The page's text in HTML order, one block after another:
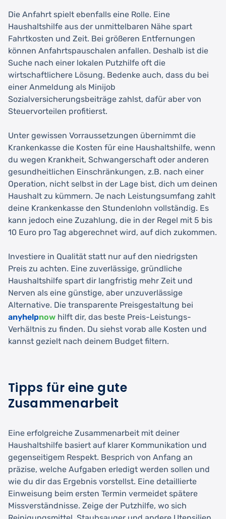
Die Anfahrt spielt ebenfalls eine Rolle. Eine
Haushaltshilfe aus der unmittelbaren Nähe spart
Fahrtkosten und Zeit. Bei größeren Entfernungen
können Anfahrtspauschalen anfallen. Deshalb ist die
Suche nach einer lokalen Putzhilfe oft die
wirtschaftlichere Lösung. Bedenke auch, dass du bei
einer Anmeldung als Minijob
Sozialversicherungsbeiträge zahlst, dafür aber von
Steuervorteilen profitierst.
Unter gewissen Vorraussetzungen übernimmt die
Krankenkasse die Kosten für eine Haushaltshilfe, wenn
du wegen Krankheit, Schwangerschaft oder anderen
gesundheitlichen Einschränkungen, z.B. nach einer
Operation, nicht selbst in der Lage bist, dich um deinen
Haushalt zu kümmern. Je nach Leistungsumfang zahlt
deine Krankenkasse den Stundenlohn vollständig. Es
kann jedoch eine Zuzahlung, die in der Regel mit 5 bis
10 Euro pro Tag abgerechnet wird, auf dich zukommen.
Investiere in Qualität statt nur auf den niedrigsten
Preis zu achten. Eine zuverlässige, gründliche
Haushaltshilfe spart dir langfristig mehr Zeit und
Nerven als eine günstige, aber unzuverlässige
Alternative. Die transparente Preisgestaltung bei
anyhelpnow hilft dir, das beste Preis-Leistungs-
Verhältnis zu finden. Du siehst vorab alle Kosten und
kannst gezielt nach deinem Budget filtern.
Tipps für eine gute
Zusammenarbeit
Eine erfolgreiche Zusammenarbeit mit deiner
Haushaltshilfe basiert auf klarer Kommunikation und
gegenseitigem Respekt. Besprich von Anfang an
präzise, welche Aufgaben erledigt werden sollen und
wie du dir das Ergebnis vorstellst. Eine detaillierte
Einweisung beim ersten Termin vermeidet spätere
Missverständnisse. Zeige der Putzhilfe, wo sich